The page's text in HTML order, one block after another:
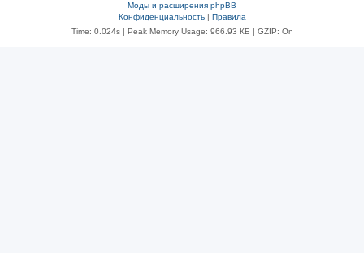
Моды и расширения phpBB
Конфиденциальность| Правила
Time: 0.024s| Peak Memory Usage: 966.93 КБ | GZIP: On